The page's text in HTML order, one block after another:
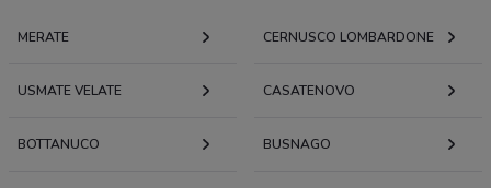
MERATE CERNUSCO LOMBARDONE
USMATE VELATE CASATENOVO
BOTTANUCO BUSNAGO